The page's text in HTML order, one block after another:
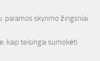
paramos skyrimo žingsniai
kaip teisingai sumokėti